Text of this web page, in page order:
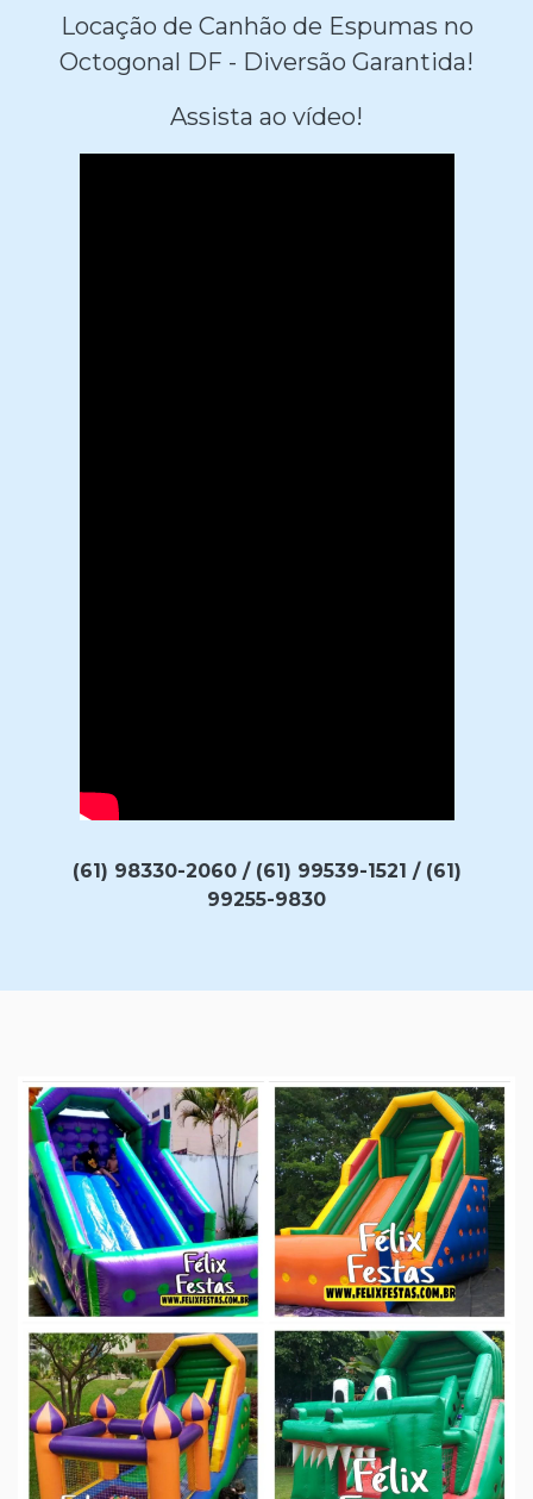
Locação de Canhão de Espumas no
Octogonal DF - Diversão Garantida!
Assista ao vídeo!
(61) 98330-2060 / (61) 99539-1521 / (61)
99255-9830